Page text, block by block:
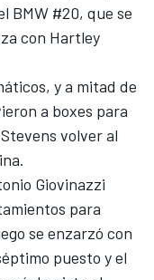
BMW #20, que se
con Hartley
y a mitad de
a boxes para
volver al
Giovinazzi
para
se enzarzó con
puesto y el